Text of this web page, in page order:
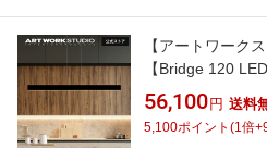
【アートワーク
【Bridge 120
ペンダント AW-
ダントライト ダ
命 調色切替 高さ
56,100 円 送料
5,100ポイント (1倍+